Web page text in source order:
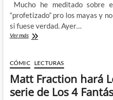
Jr
Mucho he meditado sobre
“profetizado” pro los mayas y
si fuese verdad. Ayer…
Ver másEl
acaba
el
viernes:
Comic
2º
CÓMIC LECTURAS
Matt Fraction hará
serie de Los 4